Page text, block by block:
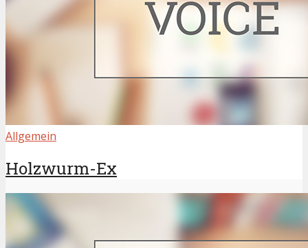
Allgemein
Holzwurm-Ex